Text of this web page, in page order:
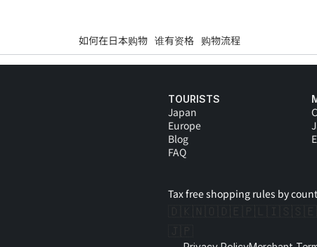
如何在日本购物 谁有资格 购物流程
TOURISTS
Japan
Europe
Blog
FAQ
Tax free shopping rules by